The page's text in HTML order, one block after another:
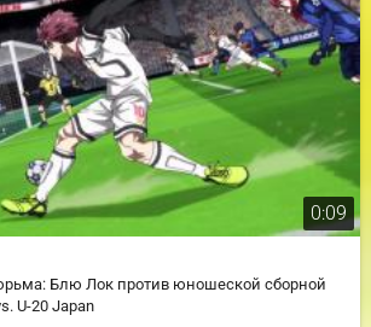
0:09
Блю Лок против юношеской сборной
U-20 Japan